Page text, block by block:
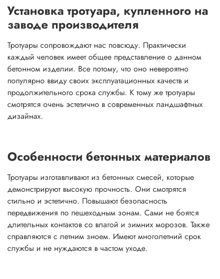
Установка тротуара, купленного на
заводе производителя
Тротуары сопровождают нас повсюду. Практически
каждый человек имеет общее представление о данном
бетонном изделии. Все потому, что оно невероятно
популярно ввиду своих эксплуатационных качеств и
продолжительного срока службы. К тому же тротуары
смотрятся очень эстетично в современных ландшафтных
дизайнах.
Особенности бетонных материалов
Тротуары изготавливают из бетонных смесей, которые
демонстрируют высокую прочность. Они смотрятся
стильно и эстетично. Повышают безопасность
передвижения по пешеходным зонам. Сами не боятся
длительных контактов со влагой и зимних морозов. Также
справляются с летним зноем. Имеют многолетний срок
службы и не нуждаются в частом уходе.